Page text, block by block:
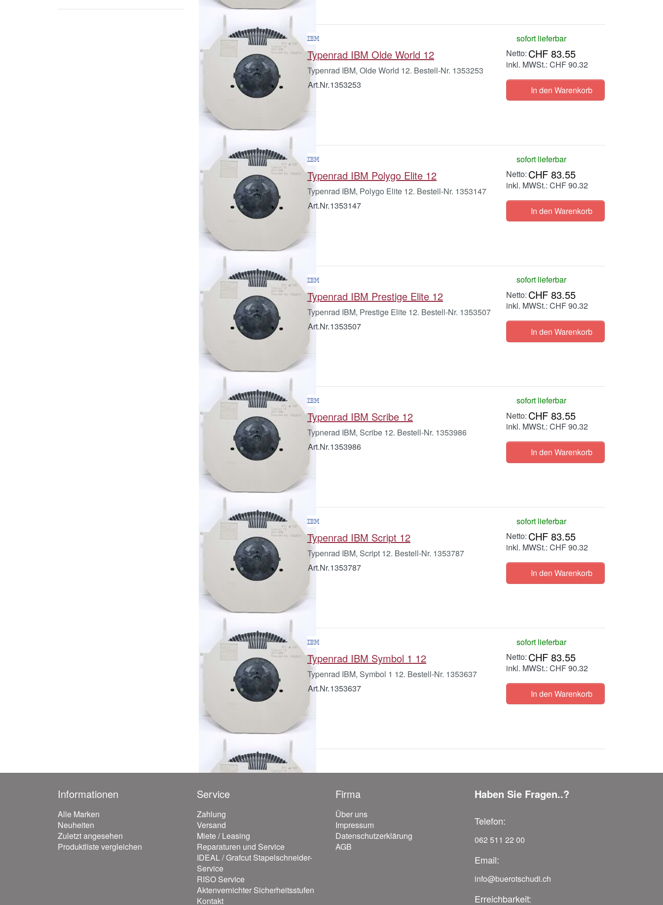
Typenrad IBM Olde World 12
Typenrad IBM, Olde World 12. Bestell-Nr. 1353253
Art.Nr.1353253
sofort lieferbar
CHF 83.55
inkl. MWSt.: CHF 90.32
In den Warenkorb
Typenrad IBM Polygo Elite 12
Typenrad IBM, Polygo Elite 12. Bestell-Nr. 1353147
Art.Nr.1353147
sofort lieferbar
CHF 83.55
inkl. MWSt.: CHF 90.32
In den Warenkorb
Typenrad IBM Prestige Elite 12
Typenrad IBM, Prestige Elite 12. Bestell-Nr. 1353507
Art.Nr.1353507
sofort lieferbar
CHF 83.55
inkl. MWSt.: CHF 90.32
In den Warenkorb
Typenrad IBM Scribe 12
Typnerad IBM, Scribe 12. Bestell-Nr. 1353986
Art.Nr.1353986
sofort lieferbar
CHF 83.55
inkl. MWSt.: CHF 90.32
In den Warenkorb
Typenrad IBM Script 12
Typenrad IBM, Script 12. Bestell-Nr. 1353787
Art.Nr.1353787
sofort lieferbar
CHF 83.55
inkl. MWSt.: CHF 90.32
In den Warenkorb
Typenrad IBM Symbol 1 12
Typenrad IBM, Symbol 1 12. Bestell-Nr. 1353637
Art.Nr.1353637
sofort lieferbar
CHF 83.55
inkl. MWSt.: CHF 90.32
In den Warenkorb
Informationen
Alle Marken
Neuheiten
Zuletzt angesehen
Produktliste vergleichen
Service
Zahlung
Versand
Miete / Leasing
Reparaturen und Service
IDEAL / Grafcut Stapelschneider-
Service
RISO Service
Aktenvernichter Sicherheitsstufen
Kontakt
Firma
Über uns
Impressum
Datenschutzerklärung
AGB
Haben Sie Fragen..?
Telefon:
062 511 22 00
Email:
info@buerotschudi.ch
Erreichbarkeit: